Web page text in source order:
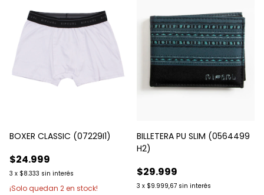
BOXER CLASSIC (07229I1)
$24.999
3 x $8.333 sin interés
¡Solo quedan 2en stock!
BILLETERA PU SLIM (0564499
H2)
$29.999
3 x $9.999,67 sin interés